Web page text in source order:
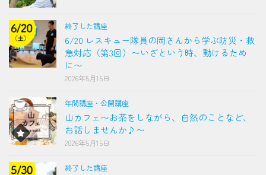
終了した講座
6/20 レスキュー隊員の岡さんから学ぶ防災・救
急対応（第3回）〜いざという時、動けるため
に〜
2026年5月15日
年間講座・公開講座
山カフェ〜お茶をしながら、自然のことなど、
お話しませんか♪〜
2026年5月15日
終了した講座